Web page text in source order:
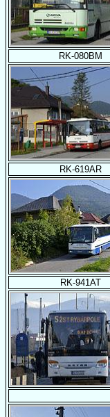
RK-080BM
RK-619AR
RK-941AT